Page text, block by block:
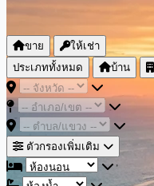
ขาย
ให้เช่า
ประเภททั้งหมด
บ้าน
ตัวกรองเพิ่มเติม